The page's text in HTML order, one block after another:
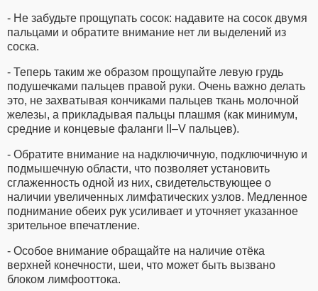
- Не забудьте прощупать сосок: надавите на сосок двумя
пальцами и обратите внимание нет ли выделений из
соска.
- Теперь таким же образом прощупайте левую грудь
подушечками пальцев правой руки. Очень важно делать
это, не захватывая кончиками пальцев ткань молочной
железы, а прикладывая пальцы плашмя (как минимум,
средние и концевые фаланги II–V пальцев).
- Обратите внимание на надключичную, подключичную и
подмышечную области, что позволяет установить
сглаженность одной из них, свидетельствующее о
наличии увеличенных лимфатических узлов. Медленное
поднимание обеих рук усиливает и уточняет указанное
зрительное впечатление.
- Особое внимание обращайте на наличие отёка
верхней конечности, шеи, что может быть вызвано
блоком лимфооттока.